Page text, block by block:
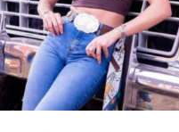
SBT- SISTEMA